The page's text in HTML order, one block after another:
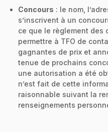
Concours : le nom,
s’inscrivent à un
ce que le règlement des
permettre à TFO de
gagnantes de prix et
tenue de prochains
une autorisation a été
n’est fait de cette
raisonnable suivant la
renseignements